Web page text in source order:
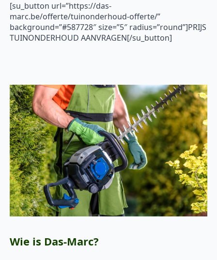
[su_button url=”https://das-
marc.be/offerte/tuinonderhoud-offerte/”
background=”#587728″ size=”5″ radius=”round”]PRIJS
TUINONDERHOUD AANVRAGEN[/su_button]
Wie is Das-Marc?